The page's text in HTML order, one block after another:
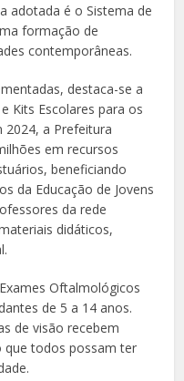
adotada é o Sistema de
formação de
contemporâneas.
destaca-se a
Kits Escolares para os
2024, a Prefeitura
em recursos
beneficiando
da Educação de Jovens
da rede
didáticos,
Oftalmológicos
de 5 a 14 anos.
de visão recebem
que todos possam ter